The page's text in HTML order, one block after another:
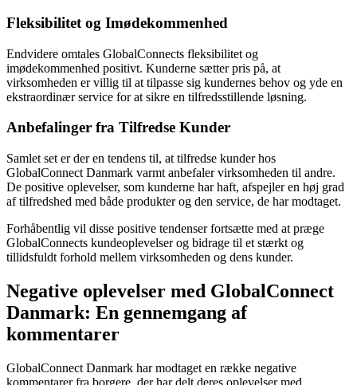
Fleksibilitet og Imødekommenhed
Endvidere omtales GlobalConnects fleksibilitet og
imødekommenhed positivt. Kunderne sætter pris på, at
virksomheden er villig til at tilpasse sig kundernes behov og yde en
ekstraordinær service for at sikre en tilfredsstillende løsning.
Anbefalinger fra Tilfredse Kunder
Samlet set er der en tendens til, at tilfredse kunder hos
GlobalConnect Danmark varmt anbefaler virksomheden til andre.
De positive oplevelser, som kunderne har haft, afspejler en høj grad
af tilfredshed med både produkter og den service, de har modtaget.
Forhåbentlig vil disse positive tendenser fortsætte med at præge
GlobalConnects kundeoplevelser og bidrage til et stærkt og
tillidsfuldt forhold mellem virksomheden og dens kunder.
Negative oplevelser med GlobalConnect
Danmark: En gennemgang af
kommentarer
GlobalConnect Danmark har modtaget en række negative
kommentarer fra borgere, der har delt deres oplevelser med